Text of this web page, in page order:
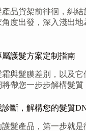
品貨架前徘徊，糾
度出發，深入淺出
護髮方案定制指南
與髮膜差別，以及
帶您一步步解構髮
斷，解構您的髮質
髮產品，第一步就